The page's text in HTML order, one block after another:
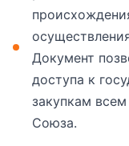
Документ
доступа к
закупкам
Союза.